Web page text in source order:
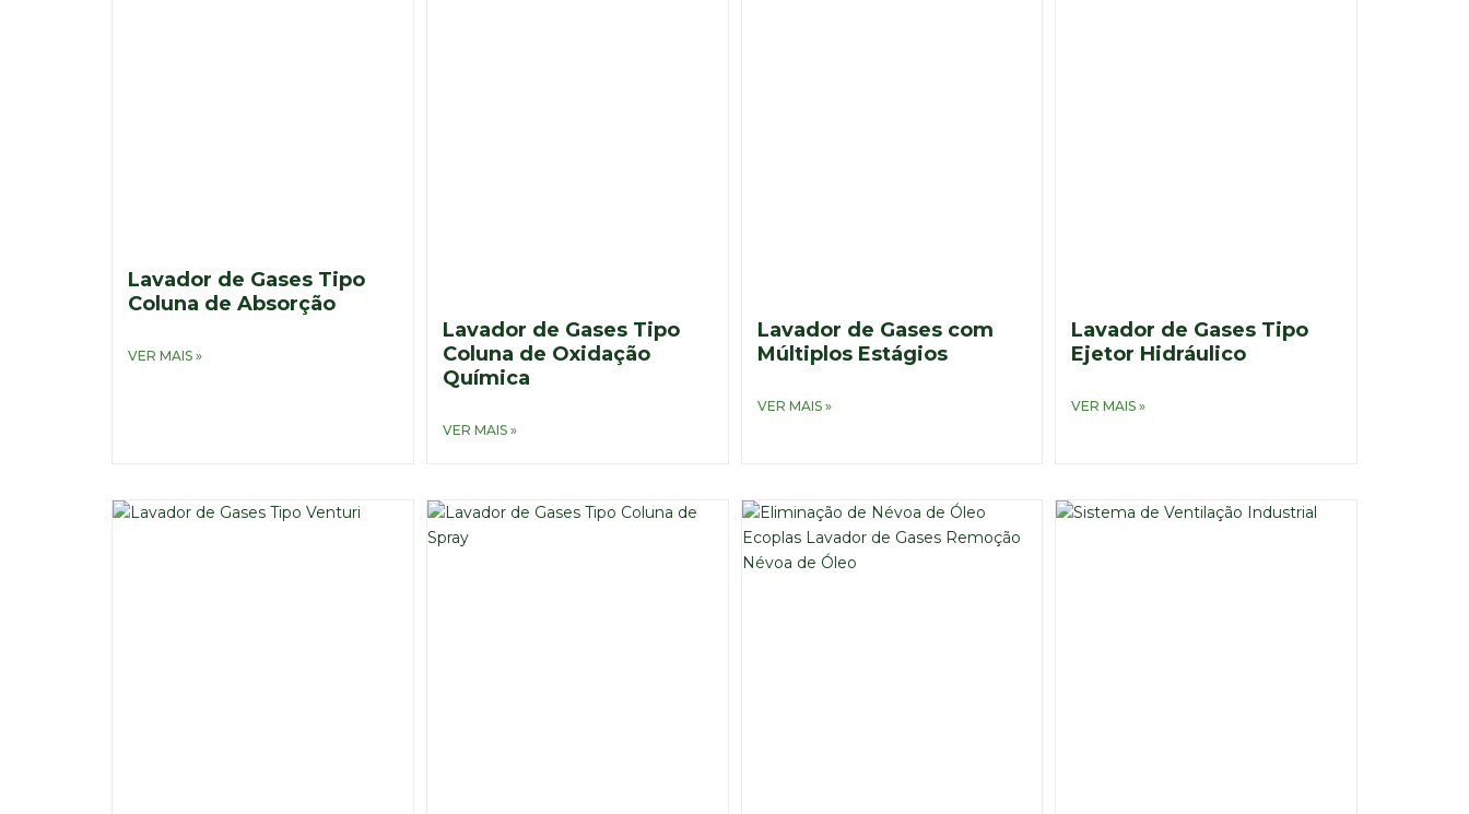
Lavador de Gases Tipo
Coluna de Absorção
VER MAIS »
Lavador de Gases Tipo
Coluna de Oxidação
Química
VER MAIS »
Lavador de Gases com
Múltiplos Estágios
VER MAIS »
Lavador de Gases Tipo
Ejetor Hidráulico
VER MAIS »